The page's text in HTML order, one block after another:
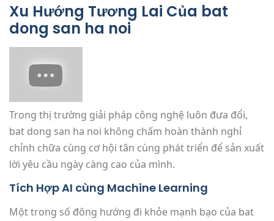
Xu Hướng Tương Lai Của bat
dong san ha noi
Trong thị trường giải pháp công nghệ luôn đưa đổi,
bat dong san ha noi không chấm hoàn thành nghỉ
chỉnh chữa cùng cơ hội tân cùng phát triển để sản xuất
lời yêu cầu ngày càng cao của mình.
Tích Hợp AI cùng Machine Learning
Một trong số đông hướng đi khỏe mạnh bạo của bat